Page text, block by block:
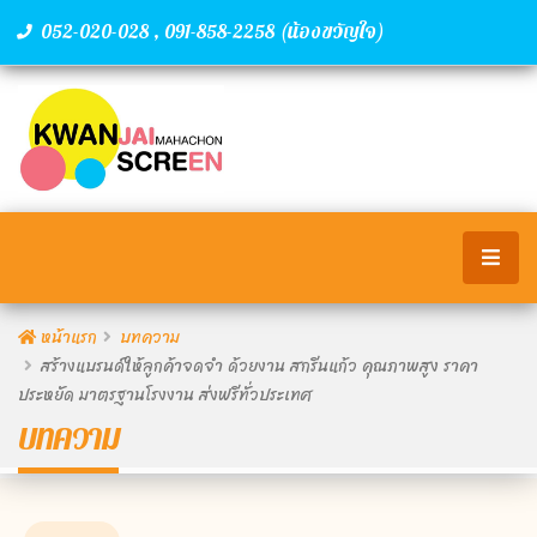
052-020-028 , 091-858-2258 (น้องขวัญใจ)
หน้าแรก
บทความ
สร้างแบรนด์ให้ลูกค้าจดจำ ด้วยงาน สกรีนแก้ว คุณภาพสูง ราคา
ประหยัด มาตรฐานโรงงาน ส่งฟรีทั่วประเทศ
บทความ